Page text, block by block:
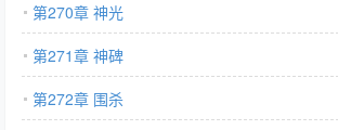
第270章 神光
第271章 神碑
第272章 围杀